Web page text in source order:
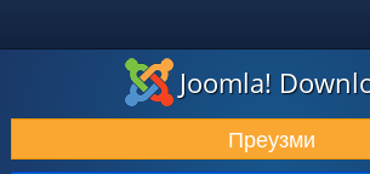
ПРЕУЗИМАЊЕ И ПРОШИРЕЊА (ЕКСТЕНЗИЈЕ)
ОТКРИЈТЕ И НАУЧИТЕ
Joomla!
Преузми